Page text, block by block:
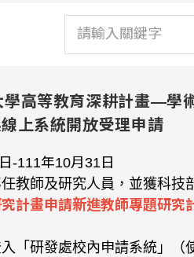
學高等教育深耕計畫—學
上系統開放受理申請
-111年10月31日
教師及研究人員，並獲科技
究計畫申請新進教師專題研
「研發處校內申請系統」